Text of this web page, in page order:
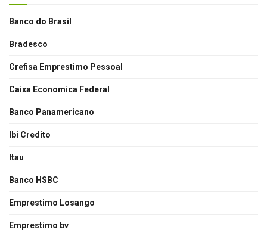
Banco do Brasil
Bradesco
Crefisa Emprestimo Pessoal
Caixa Economica Federal
Banco Panamericano
Ibi Credito
Itau
Banco HSBC
Emprestimo Losango
Emprestimo bv